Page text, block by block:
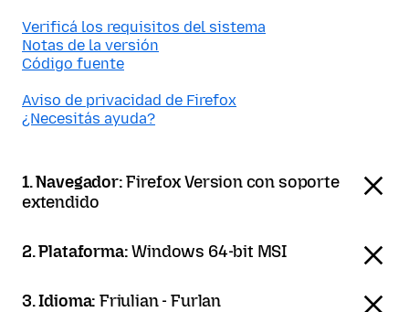
Verificá los requisitos del sistema
Notas de la versión
Código fuente
Aviso de privacidad de Firefox
¿Necesitás ayuda?
1. Navegador:Firefox Version con soporte
extendido
2. Plataforma:Windows 64-bit MSI
3. Idioma:Friulian - Furlan